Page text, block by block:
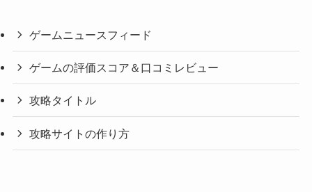
ゲームニュースフィード
ゲームの評価スコア＆口コミレビュー
攻略タイトル
攻略サイトの作り方